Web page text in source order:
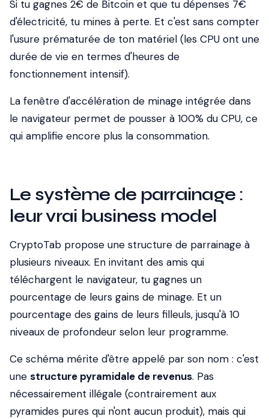
Si tu gagnes 2€ de Bitcoin et que tu dépenses 7€
d'électricité, tu mines à perte. Et c'est sans compter
l'usure prématurée de ton matériel (les CPU ont une
durée de vie en termes d'heures de
fonctionnement intensif).
La fenêtre d'accélération de minage intégrée dans
le navigateur permet de pousser à 100% du CPU, ce
qui amplifie encore plus la consommation.
Le système de parrainage :
leur vrai business model
CryptoTab propose une structure de parrainage à
plusieurs niveaux. En invitant des amis qui
téléchargent le navigateur, tu gagnes un
pourcentage de leurs gains de minage. Et un
pourcentage des gains de leurs filleuls, jusqu'à 10
niveaux de profondeur selon leur programme.
Ce schéma mérite d'être appelé par son nom : c'est
une structure pyramidale de revenus. Pas
nécessairement illégale (contrairement aux
pyramides pures qui n'ont aucun produit), mais qui